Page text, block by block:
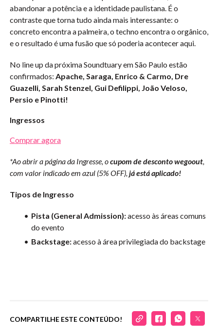
abandonar a potência e a identidade paulistana. É o
contraste que torna tudo ainda mais interessante: o
concreto encontra a palmeira, o techno encontra o orgânico,
e o resultado é uma fusão que só poderia acontecer aqui.
No line up da próxima Soundtuary em São Paulo estão
confirmados: Apache, Saraga, Enrico & Carmo, Dre
Guazelli, Sarah Stenzel, Gui Defilippi, João Veloso,
Persio e Pinotti!
Ingressos
Comprar agora
*Ao abrir a página da Ingresse, ocupom de desconto wegoout,
com valor indicado em azul (5% OFF),já está aplicado!
Tipos de Ingresso
Pista (General Admission):acesso às áreas comuns
do evento
Backstage:acesso à área privilegiada do backstage
COMPARTILHE ESTE CONTEÚDO!